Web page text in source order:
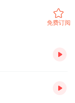
免费订阅